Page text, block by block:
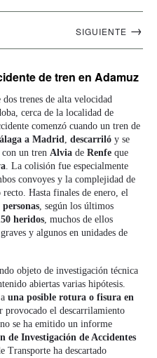
SIGUIENTE →
de tren en Adamuz
trenes de alta velocidad
cerca de la localidad de
comenzó cuando un tren de
a Madrid, descarriló y se
un tren Alvia de Renfe que
. La colisión fue especialmente
convoyes y la complejidad de
Hasta finales de enero, el
, según los últimos
heridos, muchos de ellos
y algunos en unidades de
objeto de investigación técnica
abiertas varias hipótesis.
una posible rotura o fisura en
provocado el descarrilamiento
se ha emitido un informe
de Investigación de Accidentes
Transporte ha descartado